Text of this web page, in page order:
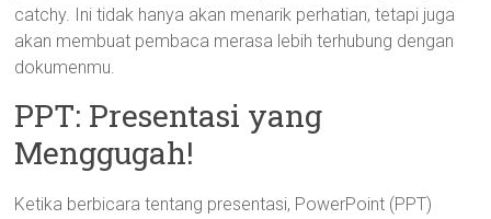
catchy. Ini tidak hanya akan menarik perhatian, tetapi juga
akan membuat pembaca merasa lebih terhubung dengan
dokumenmu.
PPT: Presentasi yang
Menggugah!
Ketika berbicara tentang presentasi, PowerPoint (PPT)